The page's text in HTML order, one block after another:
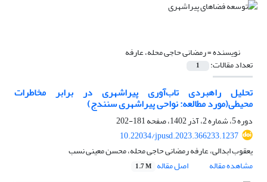
نویسنده =رمضانی حاجی محله، عارفه
تعداد مقالات: 1
تحلیل راهبردی تاب‌آوری پیراشهری در برابر مخاطرات
محیطی(مورد مطالعه: نواحی پیراشهری سنندج)
دوره 5، شماره 2، آذر 1402، صفحه
181-202
10.22034/jpusd.2023.366233.1237
یعقوب ابدالی، عارفه رمضانی حاجی محله، محسن معینی نسب
مشاهده مقاله
اصل مقاله 1.7 M